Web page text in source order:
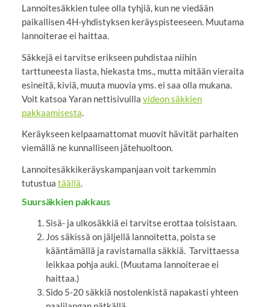
Lannoitesäkkien tulee olla tyhjiä, kun ne viedään
paikallisen 4H-yhdistyksen keräyspisteeseen. Muutama
lannoiterae ei haittaa.
Säkkejä ei tarvitse erikseen puhdistaa niihin
tarttuneesta liasta, hiekasta tms., mutta mitään vieraita
esineitä, kiviä, muuta muovia yms. ei saa olla mukana.
Voit katsoa Yaran nettisivuilla videon säkkien
pakkaamisesta
Keräykseen kelpaamattomat muovit hävität parhaiten
viemällä ne kunnalliseen jätehuoltoon.
Lannoitesäkkikeräyskampanjaan voit tarkemmin
tutustua täällä.
Suursäkkien pakkaus
Sisä- ja ulkosäkkiä ei tarvitse erottaa toisistaan.
Jos säkissä on jäljellä lannoitetta, poista se
kääntämällä ja ravistamalla säkkiä. Tarvittaessa
leikkaa pohja auki. (Muutama lannoiterae ei
haittaa.)
Sido 5-20 säkkiä nostolenkistä napakasti yhteen